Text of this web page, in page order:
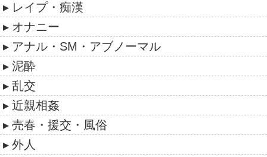
レイプ・痴漢
オナニー
アナル・SM・アブノーマル
泥酔
乱交
近親相姦
売春・援交・風俗
外人